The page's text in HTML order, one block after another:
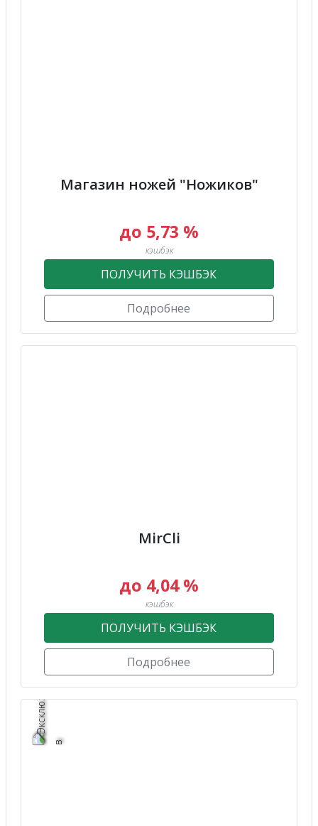
Магазин ножей "Ножиков"
до 5,73 %
кэшбэк
ПОЛУЧИТЬ КЭШБЭК
Подробнее
MirCli
до 4,04 %
кэшбэк
ПОЛУЧИТЬ КЭШБЭК
Подробнее